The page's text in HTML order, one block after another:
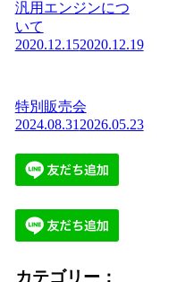
汎用エンジンにつ
いて
2020.12.152020.12.19
特別販売会
2024.08.31 2026.05.23
カテゴリー：